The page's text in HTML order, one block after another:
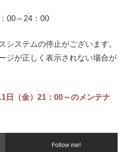
00～24：00
ステムの停止がございます。
ジが正しく表示されない場合が
日（金）21：00～のメンテナ
Follow me!